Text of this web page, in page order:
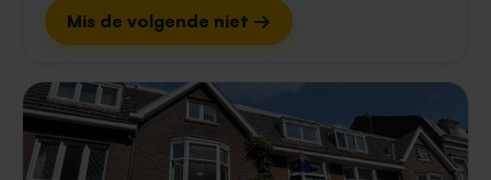
Mis de volgende niet →